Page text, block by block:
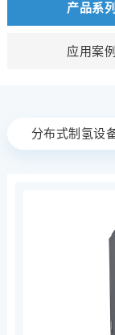
产品系列
应用案例
分布式制氢设